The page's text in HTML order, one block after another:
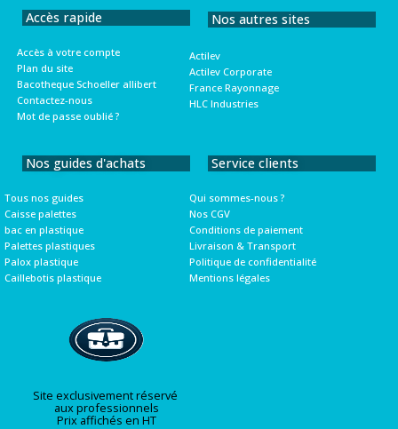
Accès rapide
Accès à votre compte
Plan du site
Bacotheque Schoeller allibert
Contactez-nous
Mot de passe oublié ?
Nos autres sites
Actilev
Actilev Corporate
France Rayonnage
HLC Industries
Nos guides d'achats
Tous nos guides
Caisse palettes
bac en plastique
Palettes plastiques
Palox plastique
Caillebotis plastique
Service clients
Qui sommes-nous ?
Nos CGV
Conditions de paiement
Livraison & Transport
Politique de confidentialité
Mentions légales
Site exclusivement réservé
aux professionnels
Prix affichés en HT